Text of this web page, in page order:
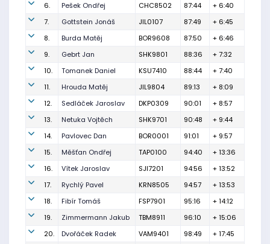
6.
Pešek Ondřej CHC8502 87:44
+ 6:40
7.
Gottstein Jonáš JIL0107 87:49
+ 6:45
8.
Burda Matěj BOR9608 87:50
+ 6:46
9.
Gebrt Jan SHK9801 88:36
+ 7:32
10.
Tomanek Daniel KSU7410 88:44
+ 7:40
11.
Hrouda Matěj JIL9804 89:13
+ 8:09
12.
Sedláček Jaroslav DKP0309 90:01
+ 8:57
13.
Netuka Vojtěch SHK9701 90:48
+ 9:44
14.
Pavlovec Dan BOR0001 91:01
+ 9:57
15.
Měšťan Ondřej TAP0100 94:40
+ 13:36
16.
Vítek Jaroslav SJI7201 94:56
+ 13:52
17.
Rychlý Pavel KRN8505 94:57
+ 13:53
18.
Fibír Tomáš FSP7901 95:16
+ 14:12
19.
Zimmermann Jakub TBM8911 96:10
+ 15:06
20.
Dvořáček Radek VAM9401 98:49
+ 17:45